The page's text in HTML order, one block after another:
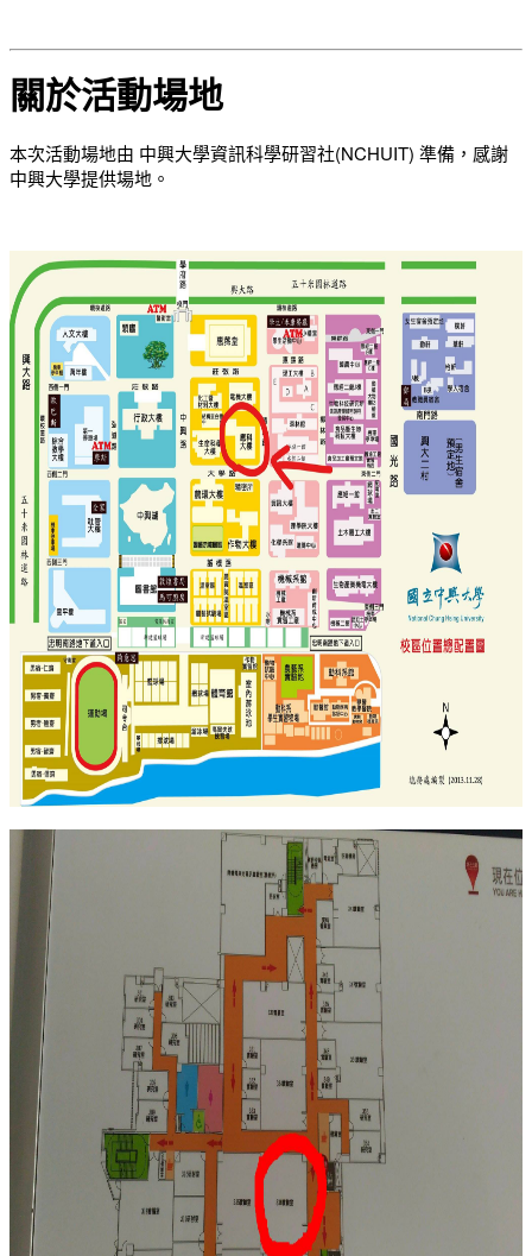
關於活動場地
本次活動場地由 中興大學資訊科學研習社(NCHUIT) 準備，感謝
中興大學提供場地。